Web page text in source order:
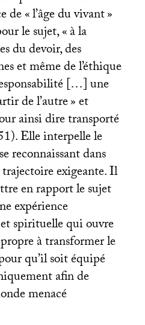
de «l’âge du vivant»
le sujet, «à la
du devoir, des
et même de l’éthique
[…] une
de l’autre» et
ainsi dire transporté
Elle interpelle le
reconnaissant dans
exigeante. Il
en rapport le sujet
expérience
spirituelle qui ouvre
à transformer le
qu’il soit équipé
afin de
menacé